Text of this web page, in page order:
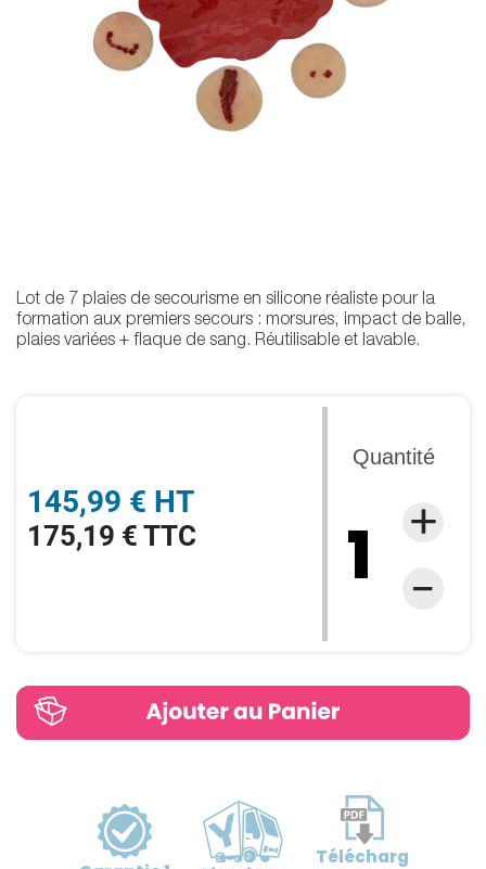
145,99 € HT
175,19 € TTC
Quantité
Lot de 7 plaies de secourisme en silicone réaliste pour la
formation aux premiers secours : morsures, impact de balle,
plaies variées + flaque de sang. Réutilisable et lavable.
Télécharg